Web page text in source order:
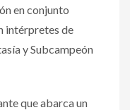
en conjunto
intérpretes de
y Subcampeón
que abarca un